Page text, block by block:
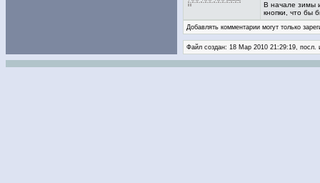
В начале зимы
кнопки, что бы
Добавлять комментарии могут только
Файл создан: 18 Мар 2010 21:29:19, посл.